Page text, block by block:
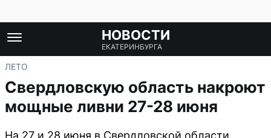
НОВОСТИ
ЕКАТЕРИНБУРГА
ЛЕТО
Свердловскую область накроют
мощные ливни 27-28 июня
На 27 и 28 июня в Свердловской области